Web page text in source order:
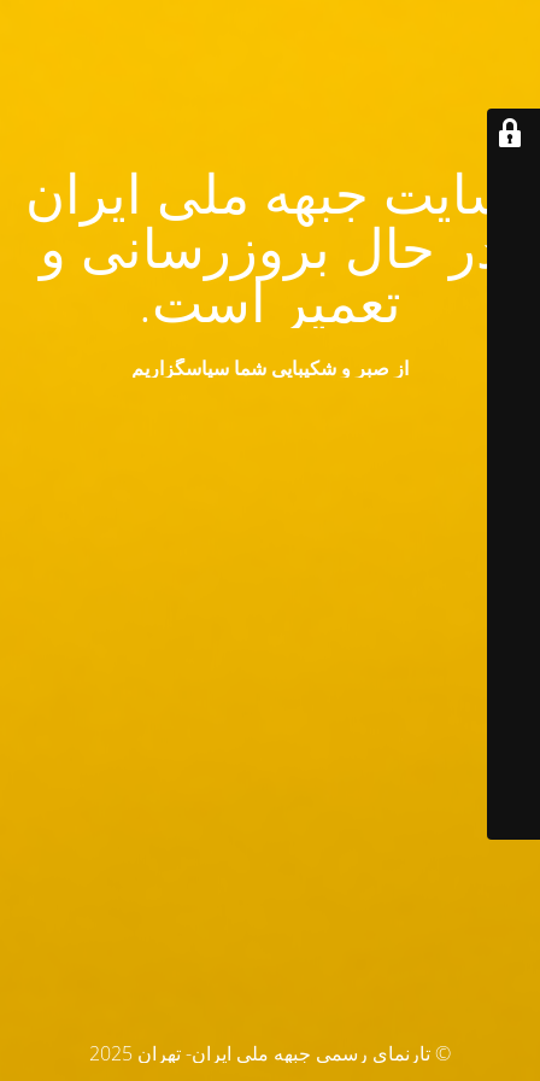
سایت جبهه ملی ایران
در حال بروزرسانی و
تعمیر است.
از صبر و شکیبایی شما سپاسگزاریم
© تارنماي رسمي جبهه ملي ايران- تهران 2025